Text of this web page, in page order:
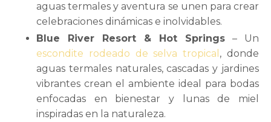
aguas termales y aventura se unen para crear
celebraciones dinámicas e inolvidables.
Blue River Resort & Hot Springs – Un
escondite rodeado de selva tropical , donde
aguas termales naturales, cascadas y jardines
vibrantes crean el ambiente ideal para bodas
enfocadas en bienestar y lunas de miel
inspiradas en la naturaleza.